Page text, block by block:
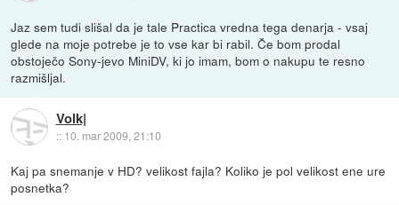
Jaz sem tudi slišal da je tale Practica vredna tega denarja - vsaj
glede na moje potrebe je to vse kar bi rabil. Če bom prodal
obstoječo Sony-jevo MiniDV, ki jo imam, bom o nakupu te resno
razmišljal.
Volk|
:: 10. mar 2009, 21:10
Kaj pa snemanje v HD? velikost fajla? Koliko je pol velikost ene ure
posnetka?